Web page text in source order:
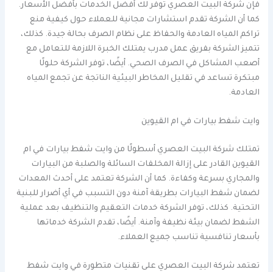
فإن شركة البيت العصري توفر لك أفضل الخدمات بأفضل الأسعار.
كما أن الشركة تقدم استشارات مجانية للعملاء حول كيفية منع
تراكم المياه العادمة والحفاظ على نظام الصرف بحالة جيدة. كذلك،
تتميز الشركة بفريق عمل مدرب يمتلك الخبرة اللازمة للتعامل مع
أصعب المشاكل في الصرف الصحي. أيضًا، توفر الشركة حلولًا
مبتكرة تساعد في تقليل المخاطر البيئية الناتجة عن تجمع المياه
العادمة.
وايت شفط بيارات في ام القيوين
تمتلك شركة البيت العصري أسطولًا من وايت شفط بيارات في ام
القيوين القادر على إزالة المخلفات السائلة والصلبة من البيارات
والمجاري بسرعة وكفاءة. كما أن الشركة تعتمد على أحدث المعدات
لضمان شفط البيارات بطريقة آمنة دون التسبب في أي أضرار للبنية
التحتية. كذلك، توفر الشركة خدمات التعقيم والتنظيف بعد عملية
الشفط لضمان بيئة نظيفة وآمنة. أيضًا، تقدم الشركة خدماتها
بأسعار تنافسية تناسب جميع العملاء.
تعتمد شركة البيت العصري على تقنيات متطورة في وايت شفط